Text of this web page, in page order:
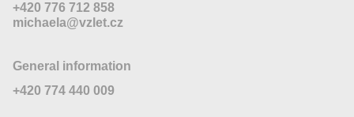
+420 776 712 858
michaela@vzlet.cz
General information
+420 774 440 009